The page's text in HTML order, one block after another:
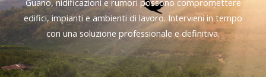
edifici, impianti e ambienti di lavoro. Intervieni in tempo
con una soluzione professionale e definitiva.